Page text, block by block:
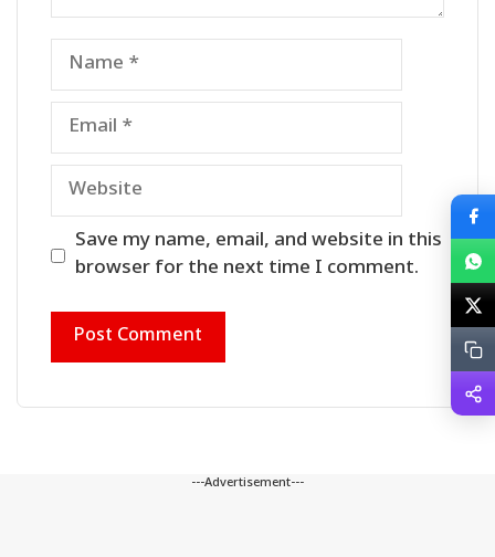
Name
Email
Website
Save my name, email, and website in this
browser for the next time I comment.
---Advertisement---